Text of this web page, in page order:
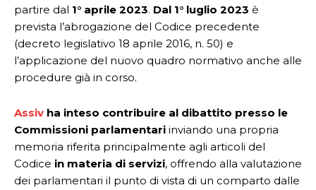
partire dal 1° aprile 2023. Dal 1° luglio 2023 è
prevista l’abrogazione del Codice precedente
(decreto legislativo 18 aprile 2016, n. 50) e
l’applicazione del nuovo quadro normativo anche alle
procedure già in corso.
Assiv ha inteso contribuire al dibattito presso le
Commissioni parlamentari inviando una propria
memoria riferita principalmente agli articoli del
Codice in materia di servizi, offrendo alla valutazione
dei parlamentari il punto di vista di un comparto dalle